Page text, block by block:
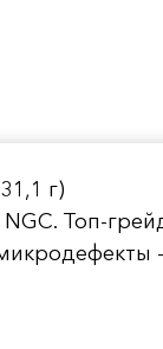
г)
Топ-